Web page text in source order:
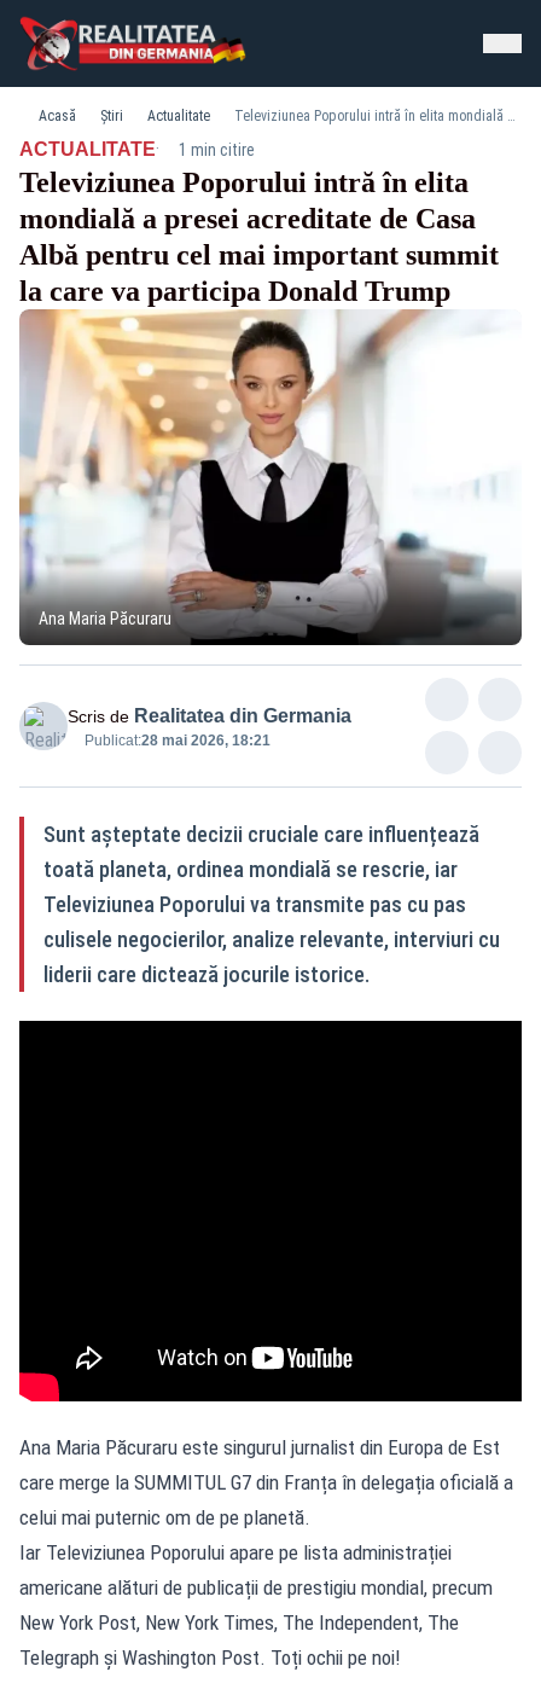
Acasă Știri Actualitate Televiziunea Poporului intră în elita mondială a presei acreditate de Casa Albă pentru cel mai important summit la care va participa Donald Trump
ACTUALITATE· 1 min citire
Televiziunea Poporului intră în elita
mondială a presei acreditate de Casa
Albă pentru cel mai important summit
la care va participa Donald Trump
Ana Maria Păcuraru
Scris de Realitatea din Germania
Publicat:28 mai 2026, 18:21
Sunt așteptate decizii cruciale care influențează
toată planeta, ordinea mondială se rescrie, iar
Televiziunea Poporului va transmite pas cu pas
culisele negocierilor, analize relevante, interviuri cu
liderii care dictează jocurile istorice.
Ana Maria Păcuraru este singurul jurnalist din Europa de Est
care merge la SUMMITUL G7 din Franța în delegația oficială a
celui mai puternic om de pe planetă.
Iar Televiziunea Poporului apare pe lista administrației
americane alături de publicații de prestigiu mondial, precum
New York Post, New York Times, The Independent, The
Telegraph și Washington Post. Toți ochii pe noi!